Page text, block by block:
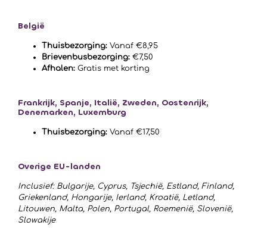
België
Thuisbezorging: Vanaf €8,95
Brievenbusbezorging: €7,50
Afhalen: Gratis met korting
Frankrijk, Spanje, Italië, Zweden, Oostenrijk,
Denemarken, Luxemburg
Thuisbezorging: Vanaf €17,50
Overige EU-landen
Inclusief: Bulgarije, Cyprus, Tsjechië, Estland, Finland,
Griekenland, Hongarije, Ierland, Kroatië, Letland,
Litouwen, Malta, Polen, Portugal, Roemenië, Slovenië,
Slowakije